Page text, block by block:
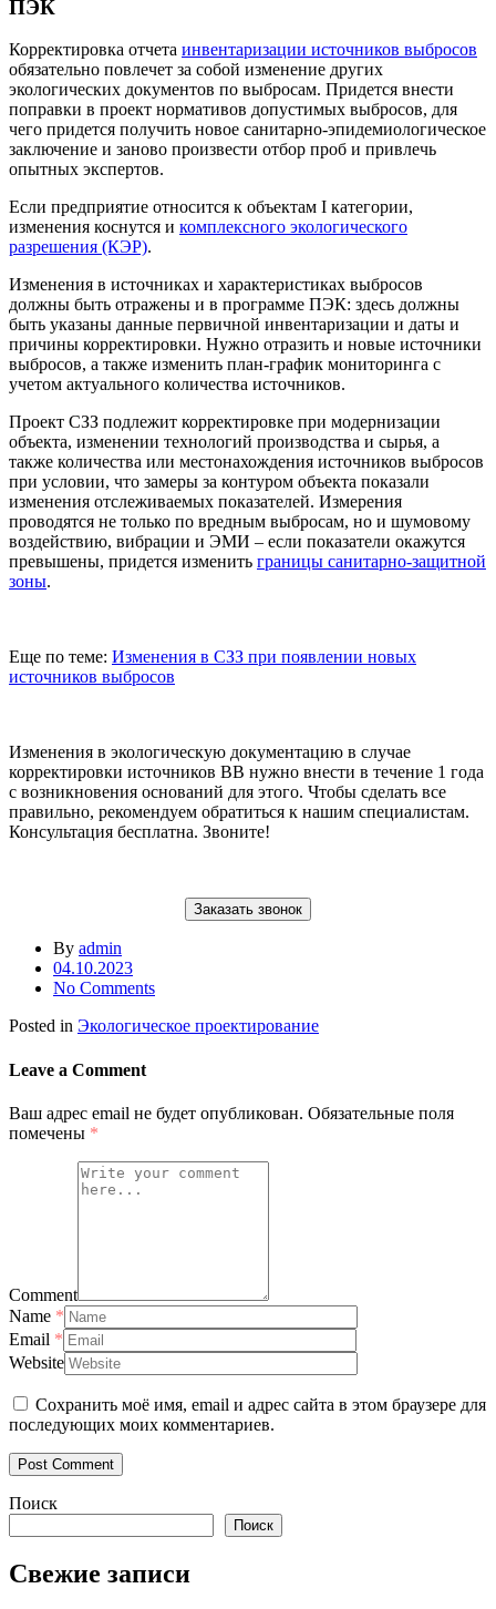
ПЭК
Корректировка отчета инвентаризации источников выбросов
обязательно повлечет за собой изменение других
экологических документов по выбросам. Придется внести
поправки в проект нормативов допустимых выбросов, для
чего придется получить новое санитарно-эпидемиологическое
заключение и заново произвести отбор проб и привлечь
опытных экспертов.
Если предприятие относится к объектам I категории,
изменения коснутся и комплексного экологического
разрешения (КЭР).
Изменения в источниках и характеристиках выбросов
должны быть отражены и в программе ПЭК: здесь должны
быть указаны данные первичной инвентаризации и даты и
причины корректировки. Нужно отразить и новые источники
выбросов, а также изменить план-график мониторинга с
учетом актуального количества источников.
Проект СЗЗ подлежит корректировке при модернизации
объекта, изменении технологий производства и сырья, а
также количества или местонахождения источников выбросов
при условии, что замеры за контуром объекта показали
изменения отслеживаемых показателей. Измерения
проводятся не только по вредным выбросам, но и шумовому
воздействию, вибрации и ЭМИ – если показатели окажутся
превышены, придется изменить границы санитарно-защитной
зоны.
Еще по теме: Изменения в СЗЗ при появлении новых
источников выбросов
Изменения в экологическую документацию в случае
корректировки источников ВВ нужно внести в течение 1 года
с возникновения оснований для этого. Чтобы сделать все
правильно, рекомендуем обратиться к нашим специалистам.
Консультация бесплатна. Звоните!
Заказать звонок
By admin
04.10.2023
No Comments
Posted in Экологическое проектирование
Leave a Comment
Ваш адрес email не будет опубликован. Обязательные поля
помечены *
Comment
Name *
Email *
Website
Сохранить моё имя, email и адрес сайта в этом браузере для
последующих моих комментариев.
Поиск
Поиск
Свежие записи